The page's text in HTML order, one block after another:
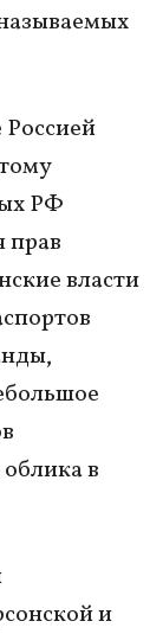
РФ
прав
власти
в
и